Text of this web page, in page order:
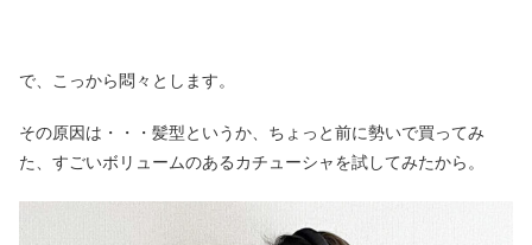
で、こっから悶々とします。
その原因は・・・髪型というか、ちょっと前に勢いで買ってみ
た、すごいボリュームのあるカチューシャを試してみたから。